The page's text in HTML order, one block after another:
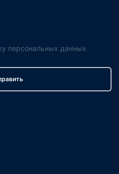
персональных данных